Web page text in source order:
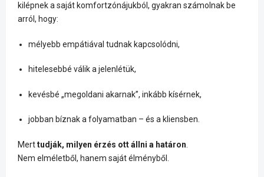
kilépnek a saját komfortzónájukból, gyakran számolnak be
arról, hogy:
mélyebb empátiával tudnak kapcsolódni,
hitelesebbé válik a jelenlétük,
kevésbé „megoldani akarnak”, inkább kísérnek,
jobban bíznak a folyamatban – és a kliensben.
Merttudják, milyen érzés ott állni a határon
Nem elméletből, hanem saját élményből.